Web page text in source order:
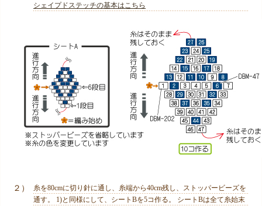
シェイプドステッチの基本はこちら
２）
糸を80cmに切り針に通し、糸端から40cm残し、ストッパービーズを
通す。 1)と同様にして、シートBを5コ作る。 シートBは全て糸始末